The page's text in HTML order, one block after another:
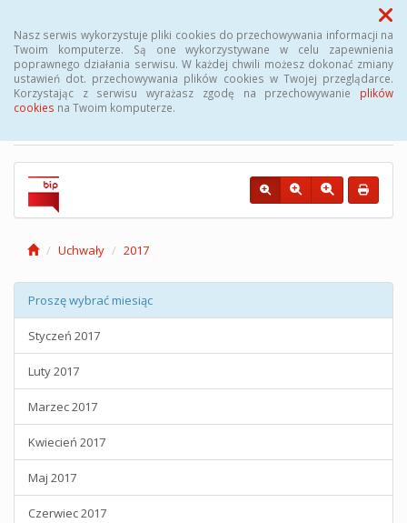
Nasz serwis wykorzystuje pliki cookies do przechowywania informacji na
Twoim komputerze. Są one wykorzystywane w celu zapewnienia
poprawnego działania serwisu. W każdej chwili możesz dokonać zmiany
ustawień dot. przechowywania plików cookies w Twojej przeglądarce.
Korzystając z serwisu wyrażasz zgodę na przechowywanie plików
cookies na Twoim komputerze.
Menu
Biuletyn Informacji
Publicznej Gminy Kęsowo
Uchwały 2017
Proszę wybrać miesiąc
Styczeń 2017
Luty 2017
Marzec 2017
Kwiecień 2017
Maj 2017
Czerwiec 2017